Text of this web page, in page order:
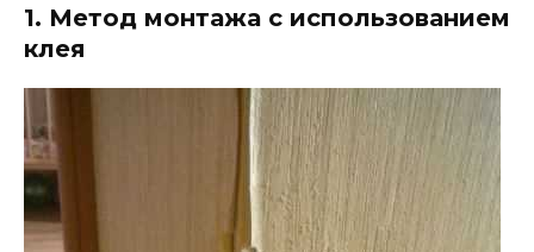
1. Метод монтажа с использованием
клея